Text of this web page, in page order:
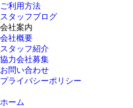
ご利用方法
スタッフブログ
会社案内
会社概要
スタッフ紹介
協力会社募集
お問い合わせ
プライバシーポリシー
ホーム